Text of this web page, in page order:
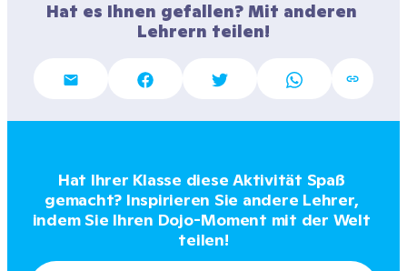
Hat es Ihnen gefallen? Mit anderen
Lehrern teilen!
Hat Ihrer Klasse diese Aktivität Spaß
gemacht? Inspirieren Sie andere Lehrer,
indem Sie Ihren Dojo-Moment mit der Welt
teilen!